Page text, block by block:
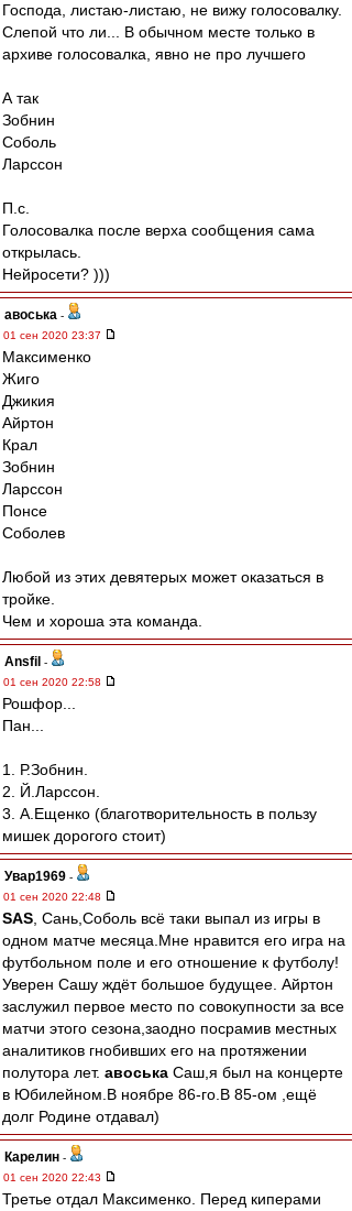
Господа, листаю-листаю, не вижу голосовалку.
Слепой что ли... В обычном месте только в
архиве голосовалка, явно не про лучшего
А так
Зобнин
Соболь
Ларссон
П.с.
Голосовалка после верха сообщения сама
открылась.
Нейросети? )))
авоська -
01 сен 2020 23:37
Максименко
Жиго
Джикия
Айртон
Крал
Зобнин
Ларссон
Понсе
Соболев
Любой из этих девятерых может оказаться в
тройке.
Чем и хороша эта команда.
Ansfil -
01 сен 2020 22:58
Рошфор...
Пан...
1. Р.Зобнин.
2. Й.Ларссон.
3. А.Ещенко (благотворительность в пользу
мишек дорогого стоит)
Увар1969 -
01 сен 2020 22:48
SAS , Сань,Соболь всё таки выпал из игры в
одном матче месяца.Мне нравится его игра на
футбольном поле и его отношение к футболу!
Уверен Сашу ждёт большое будущее. Айртон
заслужил первое место по совокупности за все
матчи этого сезона,заодно посрамив местных
аналитиков гнобивших его на протяжении
полутора лет. авоська Саш,я был на концерте
в Юбилейном.В ноябре 86-го.В 85-ом ,ещё
долг Родине отдавал)
Карелин -
01 сен 2020 22:43
Третье отдал Максименко. Перед киперами